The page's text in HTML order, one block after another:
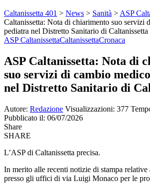
Caltanissetta 401 > News > Sanità > ASP
Caltanissetta: Nota di chiarimento suo servizi
pediatra nel Distretto Sanitario di Caltanissetta
ASP CaltanissettaCaltanissettaCronaca
ASP Caltanissetta: Nota di
suo servizi di cambio
nel Distretto Sanitario di
Autore: Redazione Visualizzazioni: 377
Pubblicato il: 06/07/2026
Share
SHARE
L’ASP di Caltanissetta precisa.
In merito alle recenti notizie di stampa relative
presso gli uffici di via Luigi Monaco per le